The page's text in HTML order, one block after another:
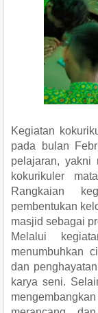
Kegiatan
pada bulan
pelajaran, yakni
kokurikuler
Rangkaian
pembentukan
masjid sebagai
Melalui
menumbuhkan
dan
karya seni.